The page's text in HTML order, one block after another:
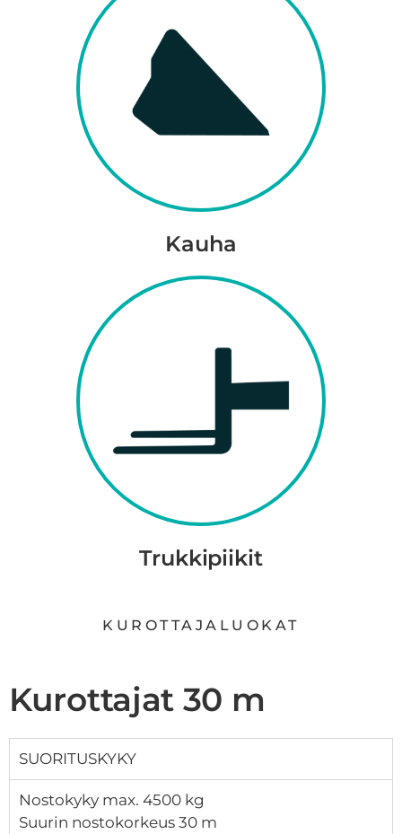
Kauha
Trukkipiikit
KUROTTAJALUOKAT
Kurottajat 30 m
SUORITUSKYKY
Nostokyky max. 4500 kg
Suurin nostokorkeus 30 m